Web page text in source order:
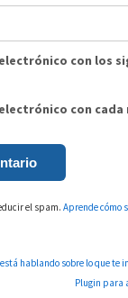
con los
con cada
el spam.Aprende cómo
hablando sobre lo que te
Plugin para